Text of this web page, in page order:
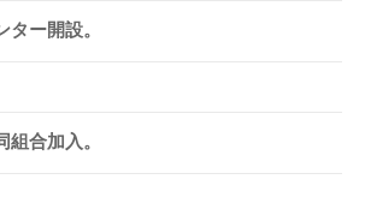
ー開設。
合加入。